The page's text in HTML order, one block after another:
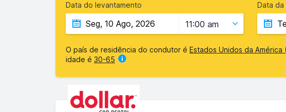
Data do levantamento
11:00 am
Data
O país de residência do condutor é Estados Unidos da América
idade é 30-65